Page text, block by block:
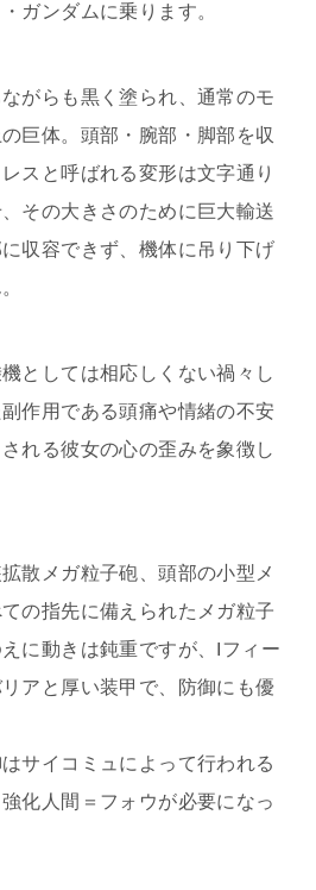
ガンダムに乗ります。
がらも黒く塗られ、通常のモ
巨体。頭部・腕部・脚部を収
スと呼ばれる変形は文字通り
その大きさのために巨大輸送
収容できず、機体に吊り下げ
としては相応しくない禍々し
作用である頭痛や情緒の不安
れる彼女の心の歪みを象徴し
散メガ粒子砲、頭部の小型メ
の指先に備えられたメガ粒子
に動きは鈍重ですが、Iフィー
アと厚い装甲で、防御にも優
サイコミュによって行われる
化人間＝フォウが必要になっ